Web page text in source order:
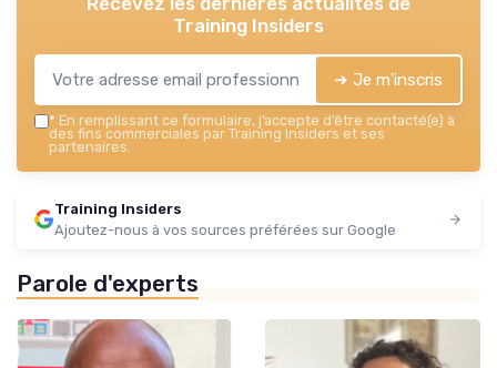
Training Insiders
➔ Je m'inscris
* En remplissant ce formulaire, j’accepte d’être contacté(e) à
des fins commerciales par Training Insiders et ses
partenaires.
Training Insiders
Ajoutez-nous à vos sources préférées sur Google
Parole d'experts